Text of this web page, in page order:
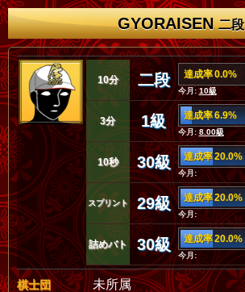
GYORAISEN二段
10分 二段 達成率 0.0%
今月:10級
3分 1級 達成率 6.9%
今月:8.00級
10秒 30級 達成率 20.0%
今月:
スプリント 29級 達成率 20.0%
今月:
詰めバト 30級 達成率 20.0%
今月:
棋士団 未所属